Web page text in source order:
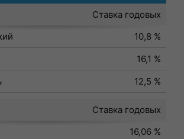
Ставка годовых
10,8 %
16,1 %
12,5 %
Ставка годовых
16,06 %